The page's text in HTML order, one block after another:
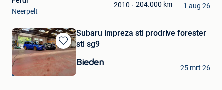
2010 204.000 km
Neerpelt
1 aug 26
Bewaren
in
Mijn
Favorieten
Subaru impreza sti prodrive forester
sti sg9
Bieden
Honda
Denderleeuw
25 mrt 26